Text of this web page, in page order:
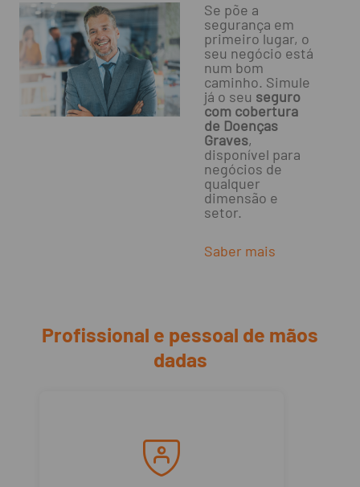
Se põe a
segurança em
primeiro lugar, o
seu negócio está
num bom
caminho. Simule
já o seu seguro
com cobertura
de Doenças
Graves,
disponível para
negócios de
qualquer
dimensão e
setor.
Saber mais
Profissional e pessoal de mãos
dadas